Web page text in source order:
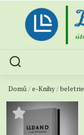
content
Domů/e-Knihy/beletrie